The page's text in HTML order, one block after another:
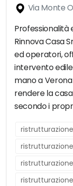
Via Monte
Professionalità
Rinnova Casa
ed operatori,
intervento
mano a
rendere la
secondo i
ristrutturazione